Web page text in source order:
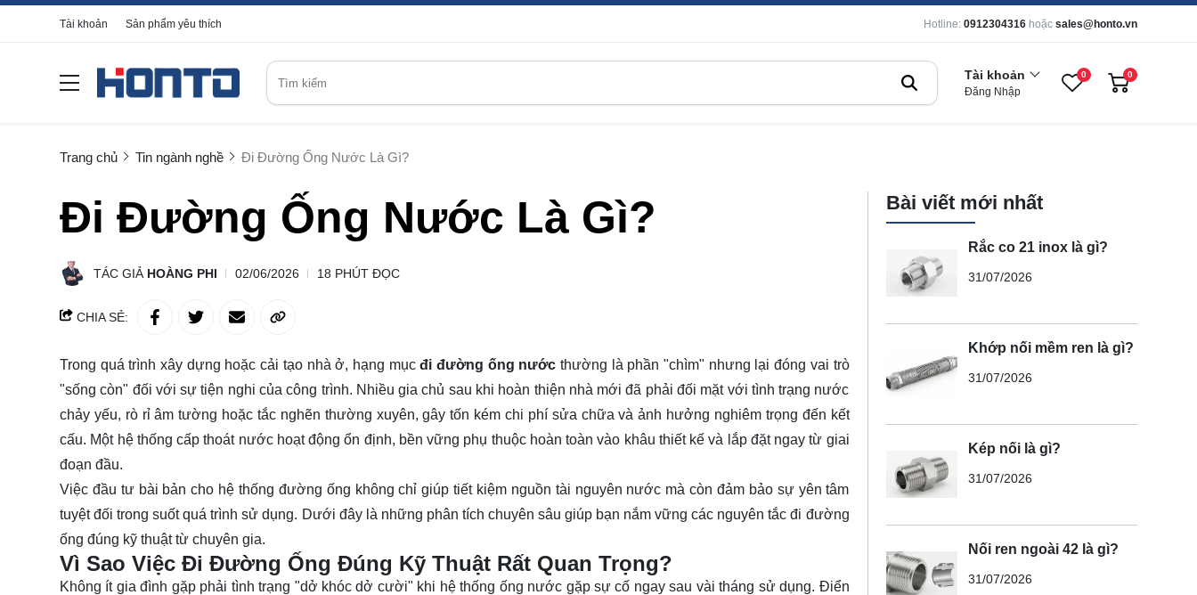
Tài khoản Sản phẩm yêu thích Hotline: 0912304316 hoặc sales@honto.vn
Tài khoản
Đăng Nhập
0 0
Trang chủ Tin ngành nghề Đi Đường Ống Nước Là Gì?
Đi Đường Ống Nước Là Gì?
TÁC GIẢ HOÀNG PHI 02/06/2026 18 PHÚT ĐỌC
CHIA SẺ:
Trong quá trình xây dựng hoặc cải tạo nhà ở, hạng mụcđi đường ống nước thường là phần "chìm" nhưng lại đóng vai trò
"sống còn" đối với sự tiện nghi của công trình. Nhiều gia chủ sau khi hoàn thiện nhà mới đã phải đối mặt với tình trạng nước
chảy yếu, rò rỉ âm tường hoặc tắc nghẽn thường xuyên, gây tốn kém chi phí sửa chữa và ảnh hưởng nghiêm trọng đến kết
cấu. Một hệ thống cấp thoát nước hoạt động ổn định, bền vững phụ thuộc hoàn toàn vào khâu thiết kế và lắp đặt ngay từ giai
đoạn đầu.
Việc đầu tư bài bản cho hệ thống đường ống không chỉ giúp tiết kiệm nguồn tài nguyên nước mà còn đảm bảo sự yên tâm
tuyệt đối trong suốt quá trình sử dụng. Dưới đây là những phân tích chuyên sâu giúp bạn nắm vững các nguyên tắc đi đường
ống đúng kỹ thuật từ chuyên gia.
Vì Sao Việc Đi Đường Ống Đúng Kỹ Thuật Rất Quan Trọng?
Không ít gia đình gặp phải tình trạng "dở khóc dở cười" khi hệ thống ống nước gặp sự cố ngay sau vài tháng sử dụng. Điển
Bài viết mới nhất
Rắc co 21 inox là gì?
31/07/2026
Khớp nối mềm ren là gì?
31/07/2026
Kép nối là gì?
31/07/2026
Nối ren ngoài 42 là gì?
31/07/2026